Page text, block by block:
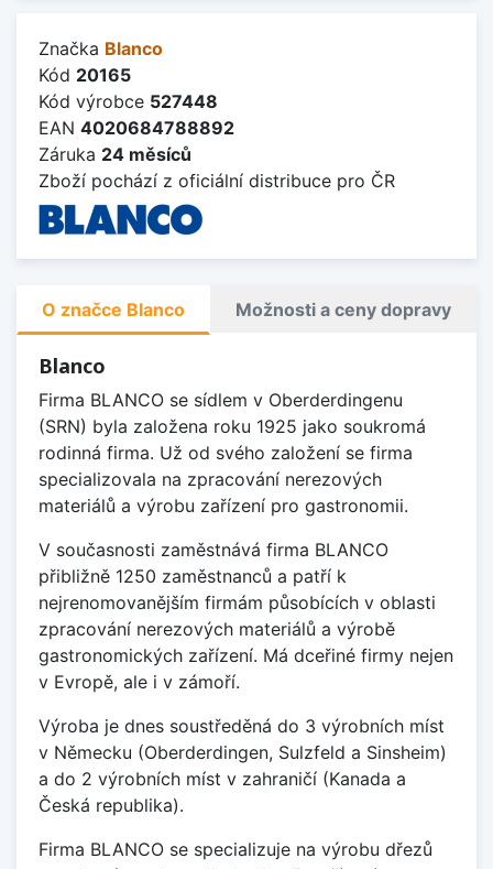
Značka Blanco
Kód 20165
Kód výrobce 527448
EAN 4020684788892
Záruka 24 měsíců
Zboží pochází z oficiální distribuce pro ČR
O značce Blanco Možnosti a ceny dopravy
Blanco
Firma BLANCO se sídlem v Oberderdingenu
(SRN) byla založena roku 1925 jako soukromá
rodinná firma. Už od svého založení se firma
specializovala na zpracování nerezových
materiálů a výrobu zařízení pro gastronomii.
V současnosti zaměstnává firma BLANCO
přibližně 1250 zaměstnanců a patří k
nejrenomovanějším firmám působících v oblasti
zpracování nerezových materiálů a výrobě
gastronomických zařízení. Má dceřiné firmy nejen
v Evropě, ale i v zámoří.
Výroba je dnes soustředěná do 3 výrobních míst
v Německu (Oberderdingen, Sulzfeld a Sinsheim)
a do 2 výrobních míst v zahraničí (Kanada a
Česká republika).
Firma BLANCO se specializuje na výrobu dřezů